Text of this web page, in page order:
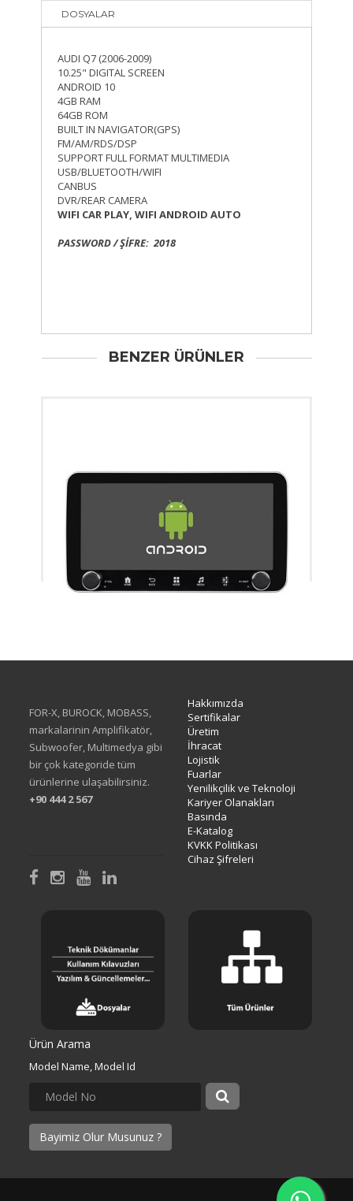
DOSYALAR
AUDI Q7 (2006-2009)
10.25" DIGITAL SCREEN
ANDROID 10
4GB RAM
64GB ROM
BUILT IN NAVIGATOR(GPS)
FM/AM/RDS/DSP
SUPPORT FULL FORMAT MULTIMEDIA
USB/BLUETOOTH/WIFI
CANBUS
DVR/REAR CAMERA
WIFI CAR PLAY, WIFI ANDROID AUTO
PASSWORD / ŞİFRE: 2018
BENZER ÜRÜNLER
FOR-X, BUROCK, MOBASS,
markalarinin Amplifikatör,
Subwoofer, Multimedya gibi
bir çok kategoride tüm
ürünlerine ulaşabilirsiniz.
+90 444 2 567
Hakkımızda
Sertifikalar
Üretim
İhracat
Lojistik
Fuarlar
Yenilikçilik ve Teknoloji
Kariyer Olanakları
Basında
E-Katalog
KVKK Politikası
Cihaz Şifreleri
Ürün Arama
Model Name, Model Id
Bayimiz Olur Musunuz ?